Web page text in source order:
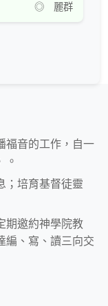
◎ 麗群
福音的工作，自一
。
；培育基督徒靈
期邀約神學院教
、寫、讀三向交